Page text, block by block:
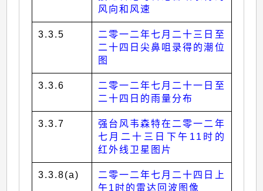
风向和风速
3.3.5
二零一二年七月二十三日至
二十四日尖鼻咀录得的潮位
图
3.3.6
二零一二年七月二十一日至
二十四日的雨量分布
3.3.7
强台风韦森特在二零一二年
七月二十三日下午11时的
红外线卫星图片
3.3.8(a)
二零一二年七月二十四日上
午1时的雷达回波图像